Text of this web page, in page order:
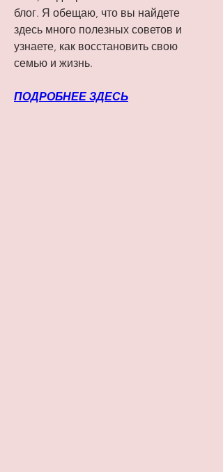
блог. Я обещаю, что вы найдете
здесь много полезных советов и
узнаете, как восстановить свою
семью и жизнь.
ПОДРОБНЕЕ ЗДЕСЬ